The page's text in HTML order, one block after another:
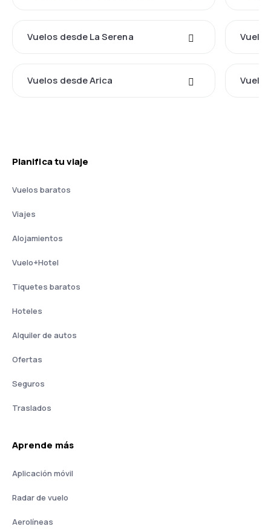
Vuelos desde La Serena
Vuelos desde Arica
Planifica tu viaje
Vuelos baratos
Viajes
Alojamientos
Vuelo+Hotel
Tiquetes baratos
Hoteles
Alquiler de autos
Ofertas
Seguros
Traslados
Aprende más
Aplicación móvil
Radar de vuelo
Aerolíneas